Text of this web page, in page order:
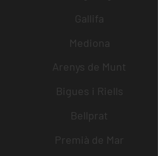
Gallifa
Mediona
Arenys de Munt
Bigues i Riells
Bellprat
Premià de Mar